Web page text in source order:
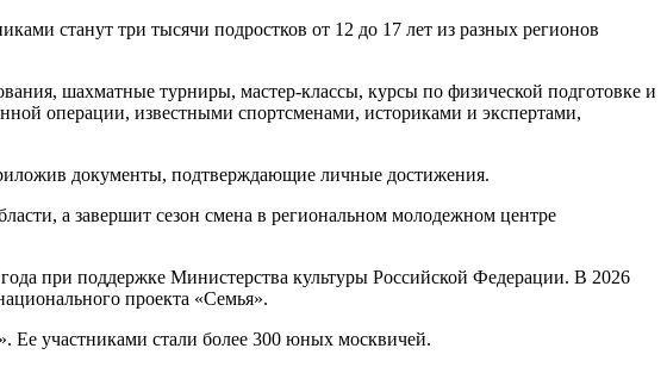
станут три тысячи подростков от 12 до 17 лет из разных регионов
шахматные турниры, мастер-классы, курсы по физической подготовке и
операции, известными спортсменами, историками и экспертами,
документы, подтверждающие личные достижения.
а завершит сезон смена в региональном молодежном центре
при поддержке Министерства культуры Российской Федерации. В 2026
проекта «Семья».
Ее участниками стали более 300 юных москвичей.